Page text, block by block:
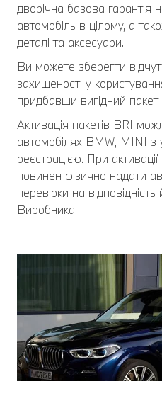
дворічна базова гарантія
автомобіль в цілому, а
деталі та аксесуари.
Ви можете зберегти
захищеності у
придбавши вигідний пакет
Активація пакетів BRI
автомобілях BMW, MINI з
реєстрацією. При
повинен фізично надати
перевірки на
Виробника.